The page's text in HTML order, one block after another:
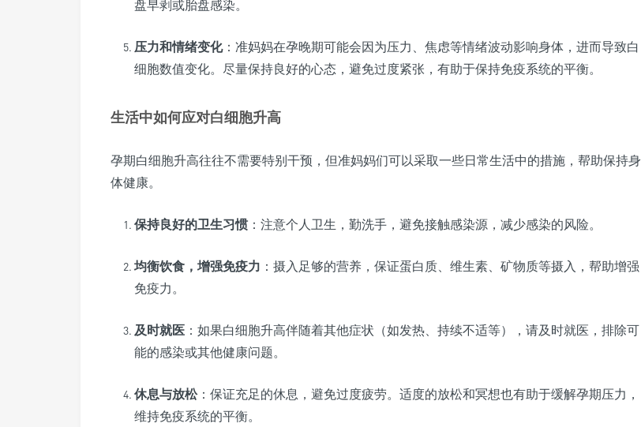
盘早剥或胎盘感染。
压力和情绪变化：准妈妈在孕晚期可能会因为压力、焦虑等情绪波动影响身体，进而导致白
细胞数值变化。尽量保持良好的心态，避免过度紧张，有助于保持免疫系统的平衡。
生活中如何应对白细胞升高
孕期白细胞升高往往不需要特别干预，但准妈妈们可以采取一些日常生活中的措施，帮助保持身
体健康。
保持良好的卫生习惯 ：注意个人卫生，勤洗手，避免接触感染源，减少感染的风险。
均衡饮食，增强免疫力 ：摄入足够的营养，保证蛋白质、维生素、矿物质等摄入，帮助增强
免疫力。
及时就医 ：如果白细胞升高伴随着其他症状（如发热、持续不适等），请及时就医，排除可
能的感染或其他健康问题。
休息与放松：保证充足的休息，避免过度疲劳。适度的放松和冥想也有助于缓解孕期压力，
维持免疫系统的平衡。